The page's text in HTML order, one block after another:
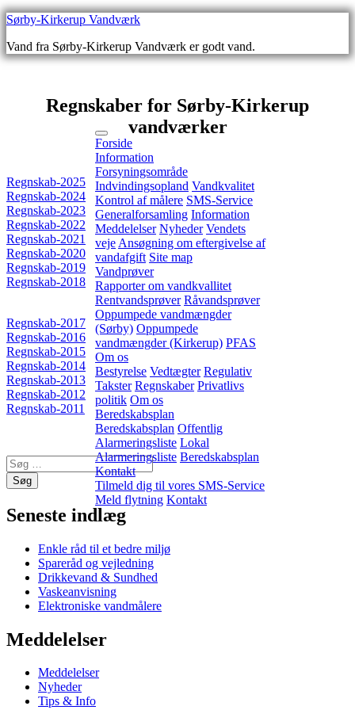
Gå
til
indhold
Sørby-Kirkerup Vandværk
Vand fra Sørby-Kirkerup Vandværk er godt vand.
Forside
Information
Forsyningsområde
Indvindingsopland Vandkvalitet
Kontrol af målere SMS-Service
Generalforsamling Information
Meddelelser Nyheder Vendets
vejeAnsøgning om eftergivelse af
vandafgift Site map
Vandprøver
Rapporter om vandkvallitet
Rentvandsprøver Råvandsprøver
Oppumpede vandmængder
(Sørby) Oppumpede
vandmængder (Kirkerup) PFAS
Om os
Bestyrelse Vedtægter Regulativ
Takster Regnskaber Privatlivs
politik Om os
Beredskabsplan
Beredskabsplan Offentlig
Alarmeringsliste Lokal
Alarmeringsliste Beredskabsplan
Kontakt
Tilmeld dig til vores SMS-Service
Meld flytning Kontakt
Regnskaber for Sørby-Kirkerup
vandværker
Regnskab-2025
Regnskab-2024
Regnskab-2023
Regnskab-2022
Regnskab-2021
Regnskab-2020
Regnskab-2019
Regnskab-2018
Regnskab-2017
Regnskab-2016
Regnskab-2015
Regnskab-2014
Regnskab-2013
Regnskab-2012
Regnskab-2011
Seneste indlæg
Enkle råd til et bedre miljø
Spareråd og vejledning
Drikkevand & Sundhed
Vaskeanvisning
Elektroniske vandmålere
Meddelelser
Meddelelser
Nyheder
Tips & Info